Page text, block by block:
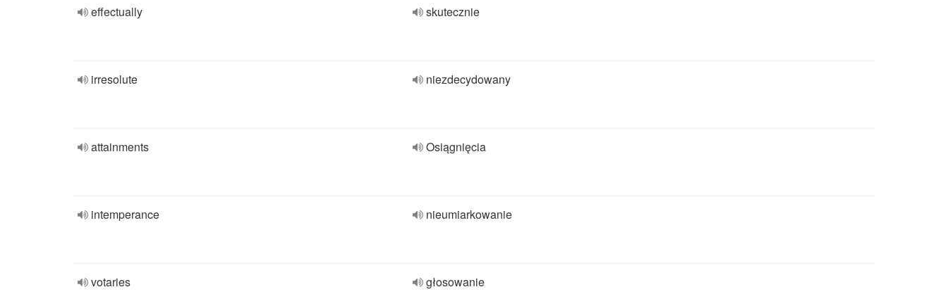
effectually skutecznie
irresolute niezdecydowany
attainments Osiągnięcia
intemperance nieumiarkowanie
votaries głosowanie